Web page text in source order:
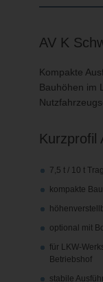
AV K
Kompakte
Bauhöhen im
Kurzprofil
7,5 t / 10 t
kompakte
optional mit
für LKW-
Betriebshof
stabile